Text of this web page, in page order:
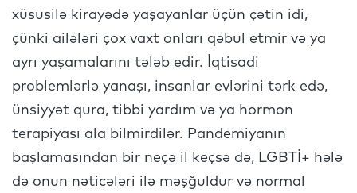
xüsusilə kirayədə yaşayanlar üçün çətin idi,
çünki ailələri çox vaxt onları qəbul etmir və ya
ayrı yaşamalarını tələb edir. İqtisadi
problemlərlə yanaşı, insanlar evlərini tərk edə,
ünsiyyət qura, tibbi yardım və ya hormon
terapiyası ala bilmirdilər. Pandemiyanın
başlamasından bir neçə il keçsə də, LGBTİ+ hələ
də onun nəticələri ilə məşğuldur və normal